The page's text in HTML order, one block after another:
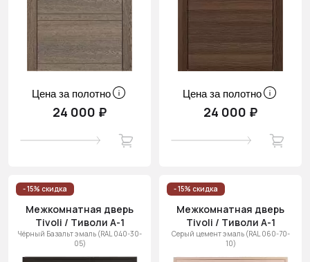
Цена за полотно
24 000 ₽
Цена за полотно
24 000 ₽
- 15% скидка
Межкомнатная дверь
Tivoli / Тиволи А-1
Чёрный Базальт эмаль (RAL 040-30-
05)
- 15% скидка
Межкомнатная дверь
Tivoli / Тиволи А-1
Серый цемент эмаль (RAL 060-70-
10)